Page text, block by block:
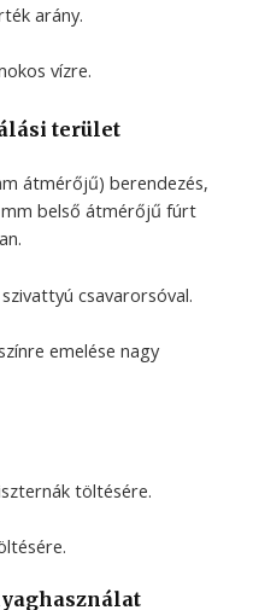
arány.
vízre.
terület
átmérőjű) berendezés,
belső átmérőjű fúrt
csavarorsóval.
emelése nagy
töltésére.